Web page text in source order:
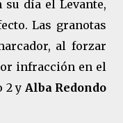
su día el Levante,
Las granotas
al forzar
infracción en el
2 y Alba Redondo